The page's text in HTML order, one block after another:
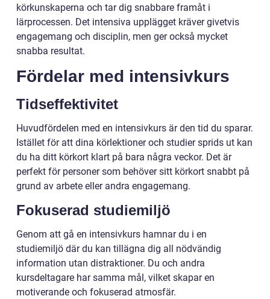
körkunskaperna och tar dig snabbare framåt i
lärprocessen. Det intensiva upplägget kräver givetvis
engagemang och disciplin, men ger också mycket
snabba resultat.
Fördelar med intensivkurs
Tidseffektivitet
Huvudfördelen med en intensivkurs är den tid du sparar.
Istället för att dina körlektioner och studier sprids ut kan
du ha ditt körkort klart på bara några veckor. Det är
perfekt för personer som behöver sitt körkort snabbt på
grund av arbete eller andra engagemang.
Fokuserad studiemiljö
Genom att gå en intensivkurs hamnar du i en
studiemiljö där du kan tillägna dig all nödvändig
information utan distraktioner. Du och andra
kursdeltagare har samma mål, vilket skapar en
motiverande och fokuserad atmosfär.